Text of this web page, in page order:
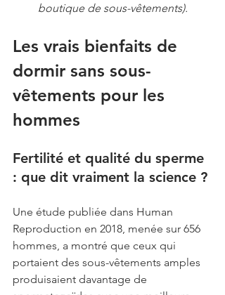
boutique de sous-vêtements).
Les vrais bienfaits de
dormir sans sous-
vêtements pour les
hommes
Fertilité et qualité du sperme
: que dit vraiment la science ?
Une étude publiée dans Human
Reproduction en 2018, menée sur 656
hommes, a montré que ceux qui
portaient des sous-vêtements amples
produisaient davantage de